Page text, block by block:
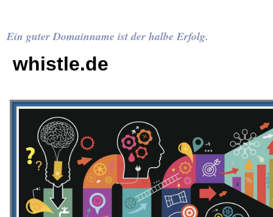
Ein guter Domainname ist der halbe Erfolg.
whistle.de